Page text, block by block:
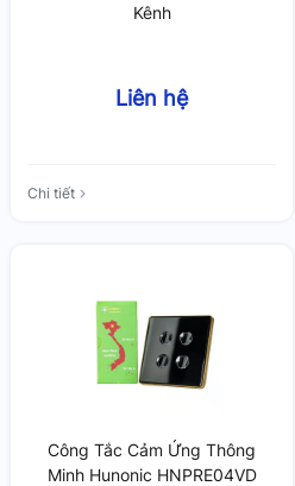
Kênh
Liên hệ
Chi tiết
Công Tắc Cảm Ứng Thông
Minh Hunonic HNPRE04VD